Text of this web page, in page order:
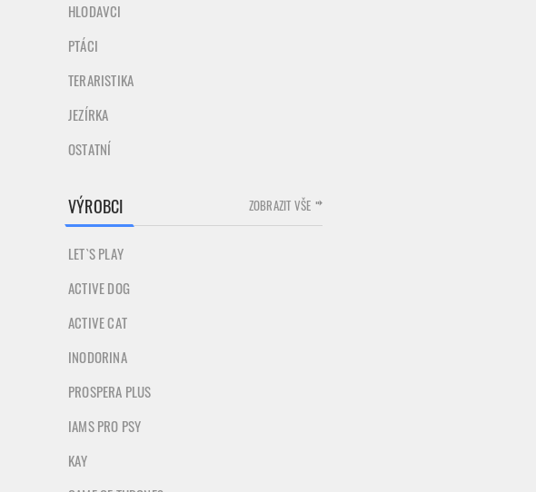
HLODAVCI
PTÁCI
TERARISTIKA
JEZÍRKA
OSTATNÍ
VÝROBCI
LET`S PLAY
ACTIVE DOG
ACTIVE CAT
INODORINA
PROSPERA PLUS
IAMS PRO PSY
KAY
ZOBRAZIT VŠE